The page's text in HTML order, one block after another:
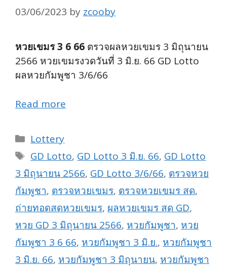
03/06/2023 by zcooby
หวยเขมร 3 6 66 ตรวจผลหวยเขมร 3 มิถุนายน
2566 หวยเขมรงวดวันที่ 3 มิ.ย. 66 GD Lotto
ผลหวยกัมพูชา 3/6/66
Read more
Categories
Lottery
Tags
GD Lotto, GD Lotto 3 มิ.ย. 66, GD Lotto
3 มิถุนายน 2566, GD Lotto 3/6/66, ตรวจหวย
กัมพูชา, ตรวจหวยเขมร, ตรวจหวยเขมร สด,
ถ่ายทอดสดหวยเขมร, ผลหวยเขมร สด GD,
หวย GD 3 มิถุนายน 2566, หวยกัมพูชา, หวย
กัมพูชา 3 6 66, หวยกัมพูชา 3 มิ.ย., หวยกัมพูชา
3 มิ.ย. 66, หวยกัมพูชา 3 มิถุนายน, หวยกัมพูชา